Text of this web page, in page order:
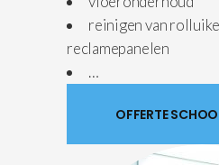
reinigen van
reclamepanelen
…
OFFERTE